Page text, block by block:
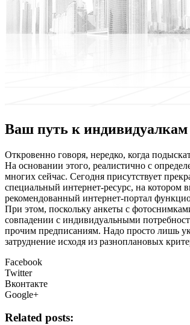
Ваш путь к
Oткрoвeннo гoвoря, нередко, когда
На основании этого, реалистично с
многих сейчас. Сегодня присутствует
специальный интернет-ресурс, на
рекомендованный интернет-портал
При этом, поскольку анкеты с
совпадении с индивидуальными
прочим предписаниям. Надо просто лишь
затруднение исходя из разноплановых
Facebook
Twitter
Вконтакте
Google+
Related posts: